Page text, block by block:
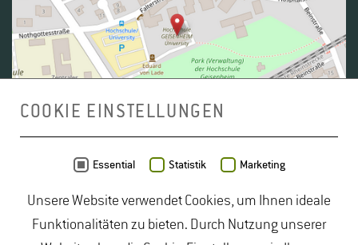
OpenStreetMap- Veröffentlicht unterODbL
duales Studium Gartenbau| Gartenbau Studium|
COOKIE EINSTELLUNGEN
Essential Statistik Marketing
Unsere Website verwendet Cookies, um Ihnen ideale
Funktionalitäten zu bieten. Durch Nutzung unserer